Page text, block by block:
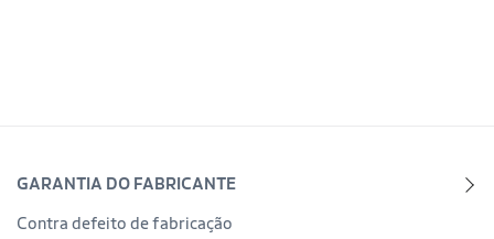
GARANTIA DO FABRICANTE
Contra defeito de fabricação